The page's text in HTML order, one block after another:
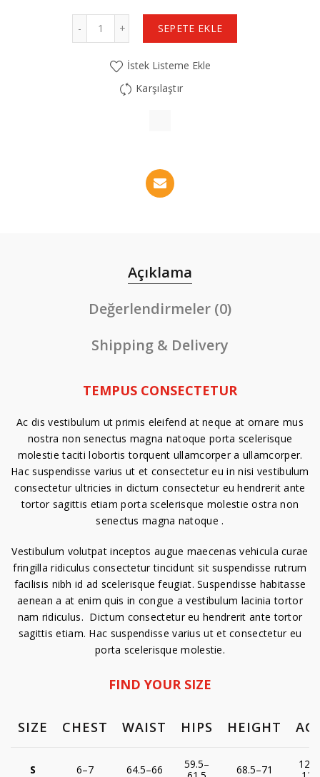
SEPETE EKLE
İstek Listeme Ekle
Karşılaştır
Açıklama
Değerlendirmeler (0)
Shipping & Delivery
TEMPUS CONSECTETUR
Ac dis vestibulum ut primis eleifend at neque at ornare mus
nostra non senectus magna natoque porta scelerisque
molestie taciti lobortis torquent ullamcorper a ullamcorper.
Hac suspendisse varius ut et consectetur eu in nisi vestibulum
consectetur ultricies in dictum consectetur eu hendrerit ante
tortor sagittis etiam porta scelerisque molestie ostra non
senectus magna natoque .
Vestibulum volutpat inceptos augue maecenas vehicula curae
fringilla ridiculus consectetur tincidunt sit suspendisse rutrum
facilisis nibh id ad scelerisque feugiat. Suspendisse habitasse
aenean a at enim quis in congue a vestibulum lacinia tortor
nam ridiculus. Dictum consectetur eu hendrerit ante tortor
sagittis etiam. Hac suspendisse varius ut et consectetur eu
porta scelerisque molestie.
FIND YOUR SIZE
SIZE CHEST WAIST HIPS HEIGHT
S 6–7 64.5–66
59.5–
68.5–71